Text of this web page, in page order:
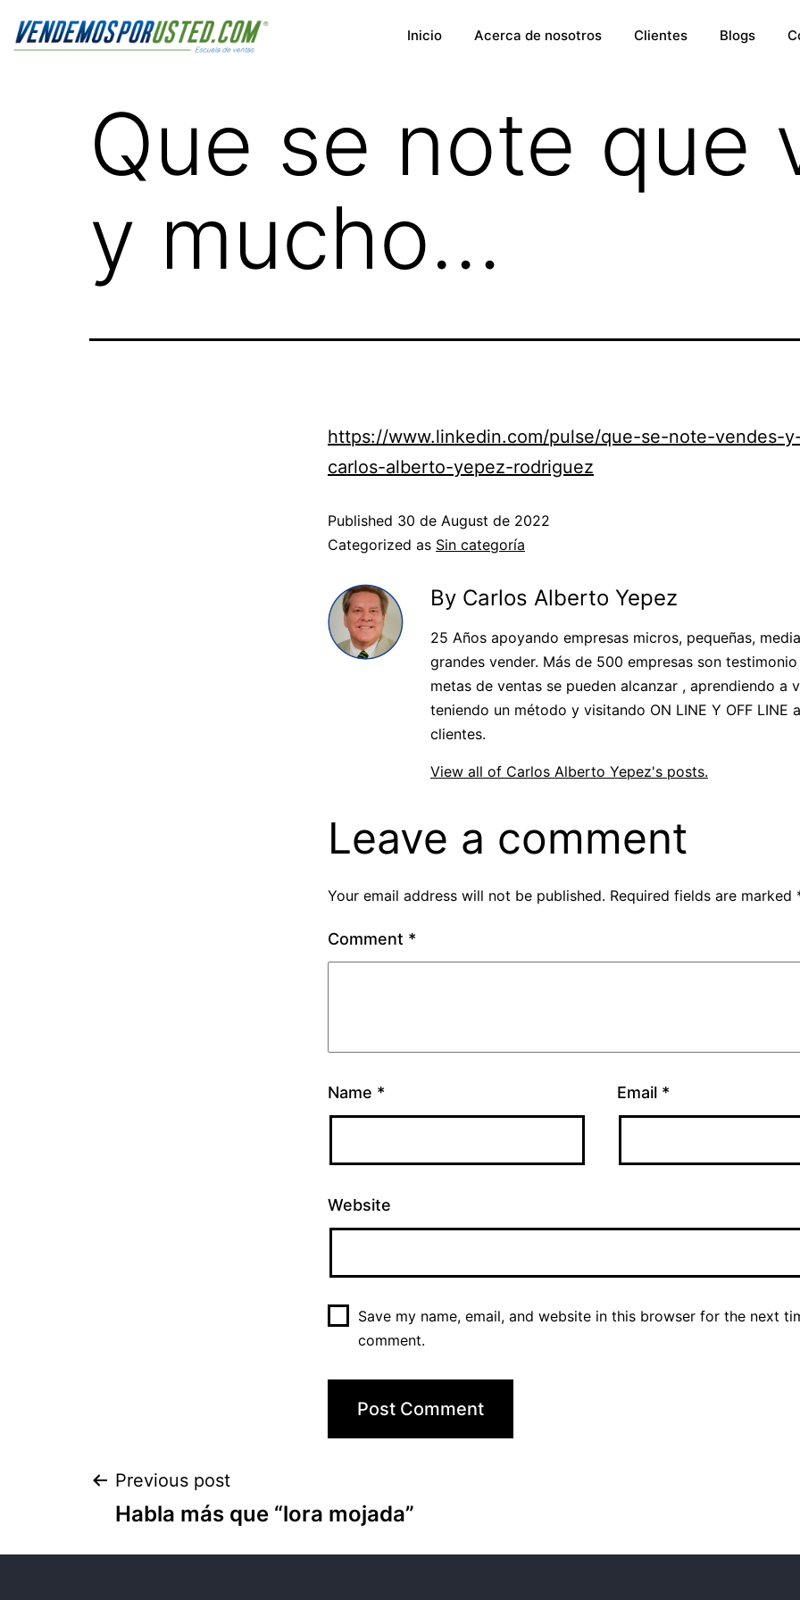
Inicio Acerca de nosotros Clientes Blogs
Que se note que
y mucho…
https://www.linkedin.com/pulse/que-se-note-vendes-
carlos-alberto-yepez-rodriguez
Published 30 de August de 2022
Categorized as Sin categoría
By Carlos Alberto Yepez
25 Años apoyando empresas micros, pequeñas,
grandes vender. Más de 500 empresas son
metas de ventas se pueden alcanzar , aprendiendo a
teniendo un método y visitando ON LINE Y OFF LINE
clientes.
View all of Carlos Alberto Yepez's posts.
Leave a comment
Your email address will not be published. Required fields are marked
Comment *
Name * Email *
Website
Save my name, email, and website in this browser for the next
comment.
Previous post
Habla más que “lora mojada”